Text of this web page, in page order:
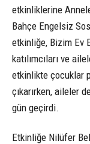
etkinliklerine
Bahçe Engelsiz
etkinliğe, Bizim Ev
katılımcıları ve
etkinlikte çocuklar
çıkarırken, aileler
gün geçirdi.
Etkinliğe Nilüfer